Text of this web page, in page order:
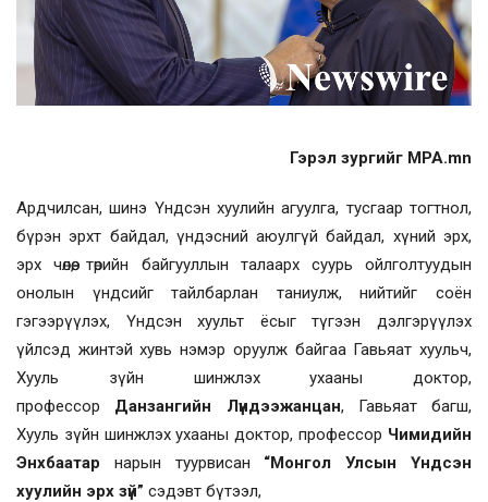
Гэрэл зургийг MPA.mn
Ардчилсан, шинэ Үндсэн хуулийн агуулга, тусгаар тогтнол,
бүрэн эрхт байдал, үндэсний аюулгүй байдал, хүний эрх,
эрх чөлөө, төрийн байгууллын талаарх суурь ойлголтуудын
онолын үндсийг тайлбарлан таниулж, нийтийг соён
гэгээрүүлэх, Үндсэн хуульт ёсыг түгээн дэлгэрүүлэх
үйлсэд жинтэй хувь нэмэр оруулж байгаа Гавьяат хуульч,
Хууль зүйн шинжлэх ухааны доктор,
профессор Данзангийн Лүндээжанцан, Гавьяат багш,
Хууль зүйн шинжлэх ухааны доктор, профессор Чимидийн
Энхбаатар нарын туурвисан “Монгол Улсын Үндсэн
хуулийн эрх зүй” сэдэвт бүтээл,